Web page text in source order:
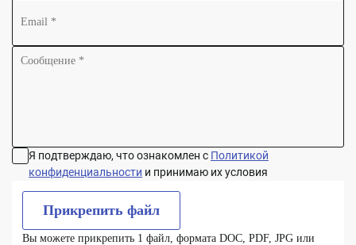
Я подтверждаю, что ознакомлен с Политикой
конфиденциальности и принимаю их условия
Прикрепить файл
Вы можете прикрепить 1 файл, формата DOC, PDF, JPG или